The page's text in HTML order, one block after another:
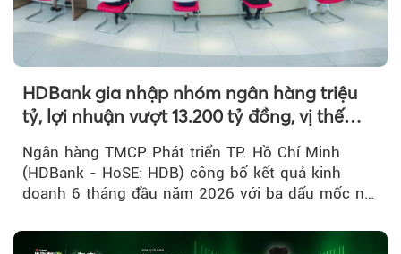
HDBank gia nhập nhóm ngân hàng triệu
tỷ, lợi nhuận vượt 13.200 tỷ đồng, vị thế
mới trên thị trường vốn quốc tế
Ngân hàng TMCP Phát triển TP. Hồ Chí Minh
(HDBank - HoSE: HDB) công bố kết quả kinh
doanh 6 tháng đầu năm 2026 với ba dấu mốc nổi